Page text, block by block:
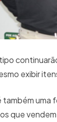
exibir
também uma
que